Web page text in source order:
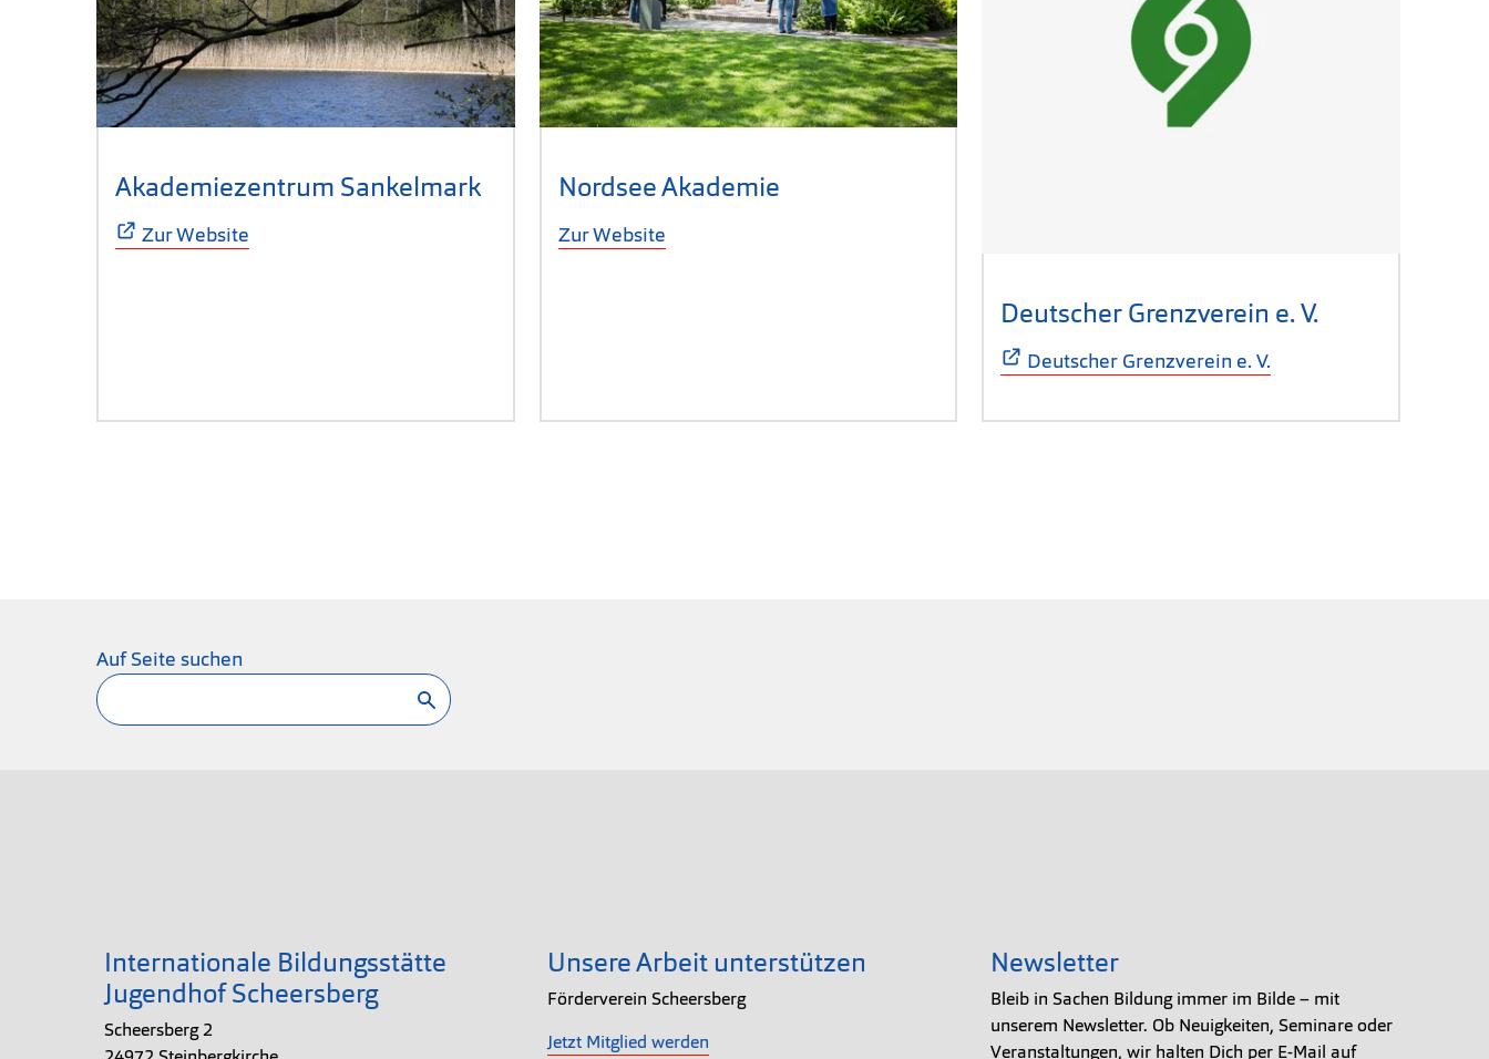
Akademiezentrum Sankelmark(Öffnet sich in neuem Fenster)
Zur Website
Nordsee Akademie
Zur Website
Deutscher Grenzverein e. V.
Deutscher Grenzverein e. V.
Auf Seite suchen
Suchen
Internationale Bildungsstätte
Jugendhof Scheersberg
Scheersberg 2
Unsere Arbeit unterstützen
Förderverein Scheersberg
Jetzt Mitglied werden
Newsletter
Bleib in Sachen Bildung immer im Bilde – mit
unserem Newsletter. Ob Neuigkeiten, Seminare oder
Veranstaltungen, wir halten Dich per E-Mail auf